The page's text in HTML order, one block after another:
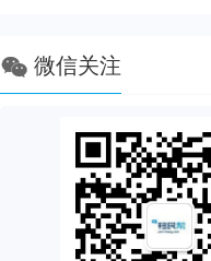
 微信关注